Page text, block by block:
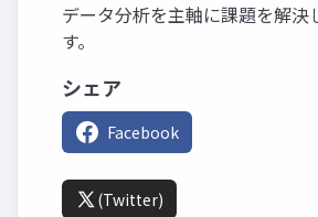
データ分析を主軸に課題を解決
す。
シェア
Facebook
(Twitter)